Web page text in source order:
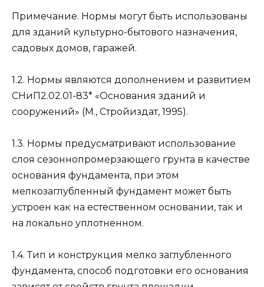
Примечание. Нормы могут быть использованы
для зданий культурно-бытового назначения,
садовых домов, гаражей.
1.2. Нормы являются дополнением и развитием
СНиП2.02.01-83* «Основания зданий и
сооружений» (М., Стройиздат, 1995).
1.3. Нормы предусматривают использование
слоя сезоннопромерзающего грунта в качестве
основания фундамента, при этом
мелкозаглубленный фундамент может быть
устроен как на естественном основании, так и
на локально уплотненном.
1.4. Тип и конструкция мелко заглубленного
фундамента, способ подготовки его основания